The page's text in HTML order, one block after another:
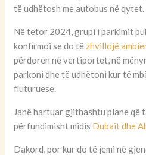
të udhëtosh me autobus në qytet.
Në tetor 2024, grupi i parkimit
konfirmoi se do të zhvillojë
përdoren në vertiportet, në
parkoni dhe të udhëtoni kur të
fluturuese.
Janë hartuar gjithashtu plane
përfundimisht midis Dubait dhe
Dakord, por kur do të jemi në